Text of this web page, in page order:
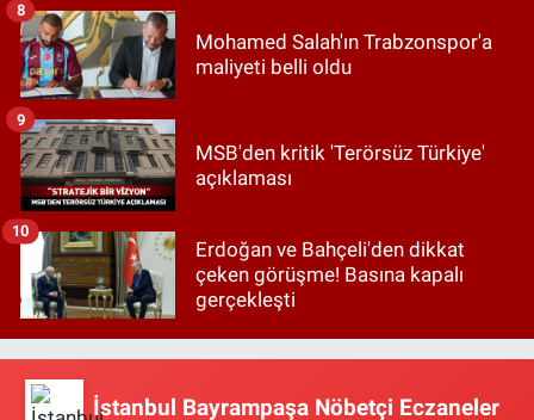
Mohamed Salah'ın Trabzonspor'a
maliyeti belli oldu
8
MSB'den kritik 'Terörsüz Türkiye'
açıklaması
9
Erdoğan ve Bahçeli'den dikkat
çeken görüşme! Basına kapalı
gerçekleşti
10
İstanbul Bayrampaşa Nöbetçi Eczaneler